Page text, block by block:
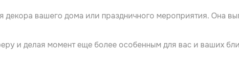
вашего дома или праздничного мероприятия. Она
и делая момент еще более особенным для вас и ваших